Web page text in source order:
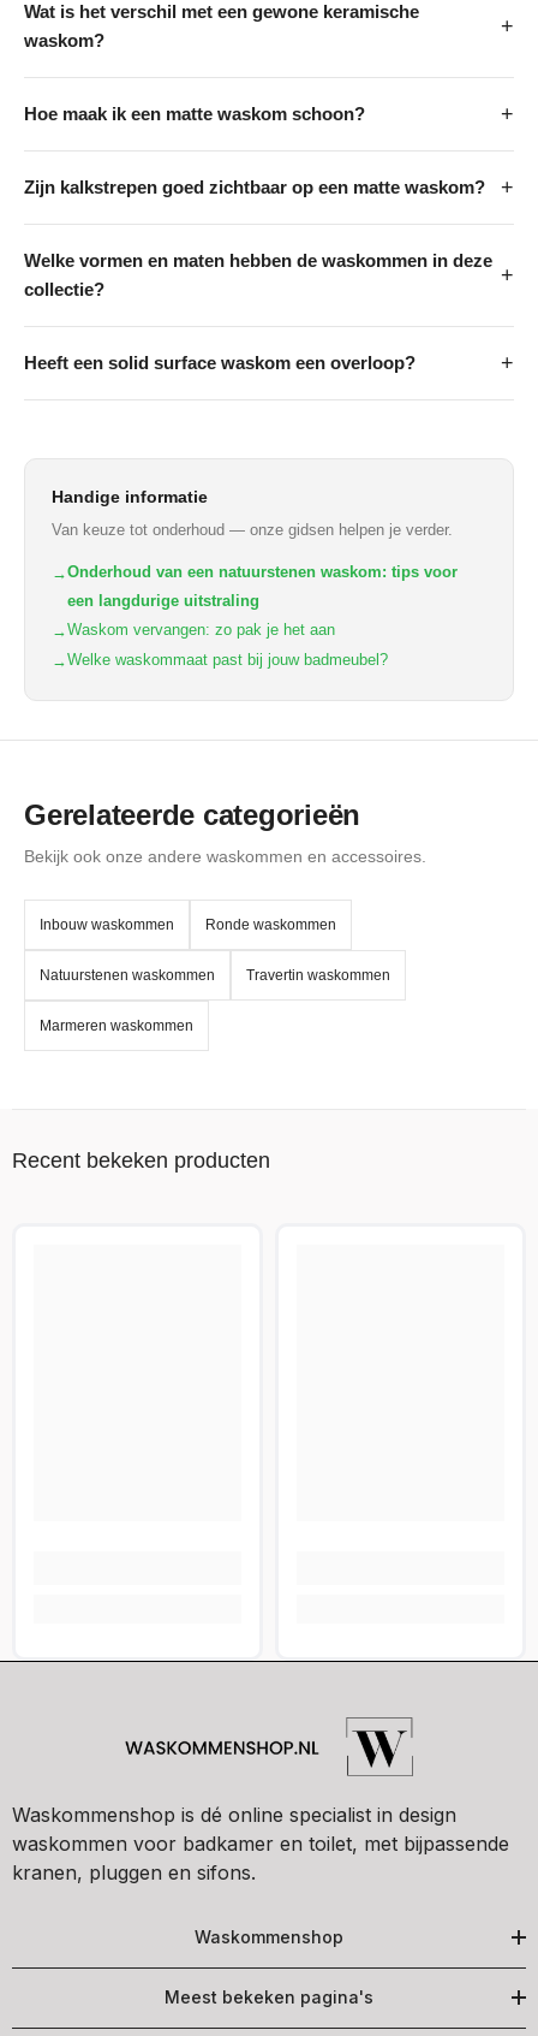
Wat is het verschil met een gewone keramische
waskom?
+
Hoe maak ik een matte waskom schoon? +
Zijn kalkstrepen goed zichtbaar op een matte waskom? +
Welke vormen en maten hebben de waskommen in deze
collectie?
+
Heeft een solid surface waskom een overloop? +
Handige informatie
Van keuze tot onderhoud — onze gidsen helpen je verder.
→Onderhoud van een natuurstenen waskom: tips voor
een langdurige uitstraling
→Waskom vervangen: zo pak je het aan
→Welke waskommaat past bij jouw badmeubel?
Gerelateerde categorieën
Bekijk ook onze andere waskommen en accessoires.
Inbouw waskommen Ronde waskommen
Natuurstenen waskommen Travertin waskommen
Marmeren waskommen
Recent bekeken producten
Waskommenshop is dé online specialist in design
waskommen voor badkamer en toilet, met bijpassende
kranen, pluggen en sifons.
Waskommenshop
Meest bekeken pagina's